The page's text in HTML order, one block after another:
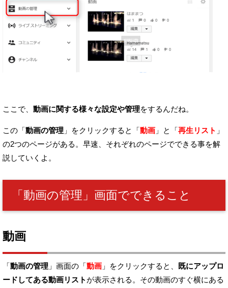
ここで、 動画に関する様々な設定や管理をするんだね。
この「動画の管理 」をクリックすると 「動画 」と「再生リスト 」
の2つのページがある。 早速、それぞれのページでできる事を解
説していくよ。
「動画の管理」画面でできること
動画
「動画の管理 」画面の「動画 」をクリックすると、
既にアップロ
ードしてある動画リスト が表示される。 その動画のすぐ横にある